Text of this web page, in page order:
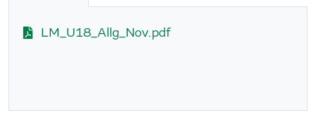
LM_U18_Allg_Nov.pdf